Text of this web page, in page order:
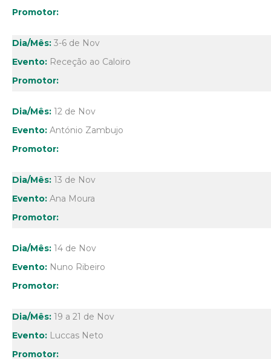
3-6 de Nov
Receção ao Caloiro
12 de Nov
António Zambujo
13 de Nov
Ana Moura
14 de Nov
Nuno Ribeiro
19 a 21 de Nov
Luccas Neto